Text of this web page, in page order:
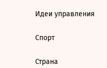
Идеи управления
Спорт
Страна